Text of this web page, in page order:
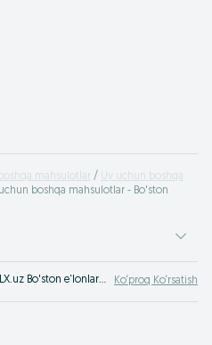
mahsulotlar
Uy uchun boshqa
boshqa mahsulotlar - Bo'ston
Uy uchun boshqa tovarlar savdosi. OLX.uz Bo'ston e‘lonlar taxtasida uy, bog‘ va dalahovli uchun boshqa tovarlar sotib olish yuzasidan foydali takliflar Ko‘proq Ko‘rsatish